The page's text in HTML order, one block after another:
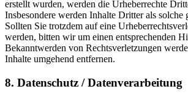
erstellt wurden, werden die Urheberrechte
Insbesondere werden Inhalte Dritter als solche
Sollten Sie trotzdem auf eine
werden, bitten wir um einen entsprechenden
Bekanntwerden von Rechtsverletzungen
Inhalte umgehend entfernen.
8. Datenschutz / Datenverarbeitung